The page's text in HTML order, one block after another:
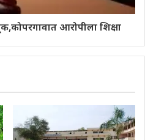
आरोपीला शिक्षा